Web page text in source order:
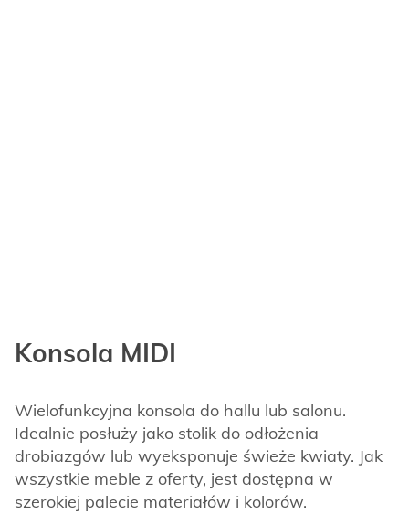
Konsola MIDI
Wielofunkcyjna konsola do hallu lub salonu.
Idealnie posłuży jako stolik do odłożenia
drobiazgów lub wyeksponuje świeże kwiaty. Jak
wszystkie meble z oferty, jest dostępna w
szerokiej palecie materiałów i kolorów.